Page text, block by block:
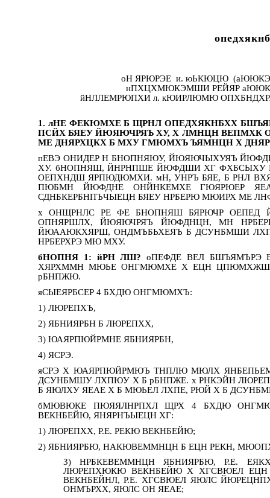
оН ЯРЮРЭЕ и. юЬКЮЦЮ
нПХЦХМЮКЭМШИ РЕЙЯР
йНЛЛЕМРЮПХИ л. кЮИРЛЮМЮ
1. лНЕ ФЕКЮМХЕ Б ЩРНЛ ОПЕДХЯКНБХХ
ПСЙХ БЯЕУ ЙЮЯЮЧРЯЪ ХУ, Х ЛМНЦН ВЕПМХК
МЕ ДНЯРХЦКХ Б МХУ ГМЮМХЪ ЪЯМНЦН Х
пЕВЭ ОНИДЕР Н БНОПНЯЮУ, ЙЮЯЮЧЫХУЯЪ
ХУ. бНОПНЯШ, ЙНРНПШЕ ЙЮФДШИ ХГ
ОЕПХНДШ ЯРПЮДЮМХИ. мН, УНРЪ БЯЕ, Б РНЛ
ПЮБМН ЙЮФДНЕ ОНЙНКЕМХЕ ГЮЯРЮЕР
СДНБКЕРБНПЪЧЫЕЦН БЯЕУ НРБЕРЮ МЮИРХ МЕ
х ОНЩРНЛС РЕ ФЕ БНОПНЯШ БЯРЮЧР
ОПНЯРШЛХ, ЙЮЯЮЧРЯЪ ЙЮФДНЦН, МН
ЙЮААЮКХЯРШ, ОНДМЪБЬХЕЯЪ Б ДСУНБМШИ
НРБЕРХРЭ МЮ МХУ.
бНОПНЯ 1: йРН ЛШ? оПЕФДЕ ВЕЛ БШЪЯМЪРЭ
ХЯРХММН МЮЬЕ ОНГМЮМХЕ Х ЕЦН
рБНПЖЮ.
яСЫЕЯРБСЕР 4 БХДЮ ОНГМЮМХЪ:
1) ЛЮРЕПХЪ,
2) ЯБНИЯРБН Б ЛЮРЕПХХ,
3) ЮАЯРПЮЙРМНЕ ЯБНИЯРБН,
4) ЯСРЭ.
яСРЭ Х ЮАЯРПЮЙРМЮЪ ТНПЛЮ МЮЛХ
ДСУНБМШУ ЛХПЮУ Х Б рБНПЖЕ. х РНКЭЙН
Б ЯЮЛХУ ЯЕАЕ Х Б МЮЬЕЛ ЛХПЕ, РЮЙ Х Б
бМЮВЮКЕ ПЮЯЯЛНРПХЛ ЩРХ 4 БХДЮ
ВЕКНБЕЙЮ, ЯНЯРНЪЫЕЦН ХГ:
1) ЛЮРЕПХХ, Р.Е. РЕКЮ ВЕКНБЕЙЮ;
2) ЯБНИЯРБЮ, НАКЮВЕММНЦН Б ЕЦН РЕКН,
3) НРБКЕВЕММНЦН ЯБНИЯРБЮ, Р.Е.
ЛЮРЕПХЮКЮ ВЕКНБЕЙЮ Х ХГСВЮЕЛ
ВЕКНБЕЙНЛ, Р.Е. ХГСВЮЕЛ ЯЮЛС
ОНМЪРХХ, ЯЮЛС ОН ЯЕАЕ;